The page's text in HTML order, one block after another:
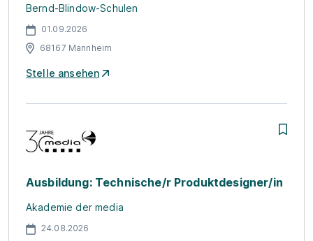
Bernd-Blindow-Schulen
01.09.2026
68167 Mannheim
Stelle ansehen
Ausbildung: Technische/r Produktdesigner/in
Akademie der media
24.08.2026